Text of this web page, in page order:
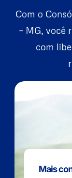
Com o
– MG, você
com
Mais